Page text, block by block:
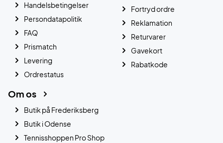
Handelsbetingelser
Persondatapolitik
FAQ
Prismatch
Levering
Ordrestatus
Fortryd ordre
Reklamation
Returvarer
Gavekort
Rabatkode
Om os
Butik på Frederiksberg
Butik i Odense
Tennisshoppen Pro Shop